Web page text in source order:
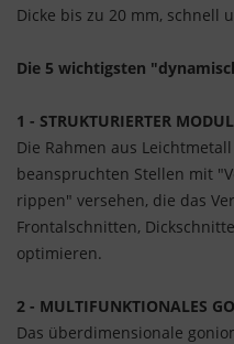
Dicke bis zu 20 mm, schnell
Die 5 wichtigsten
1 - STRUKTURIERTER
Die Rahmen aus
beanspruchten Stellen mit
rippen" versehen, die das
Frontalschnitten,
optimieren.
2 - MULTIFUNKTIONALES
Das überdimensionale